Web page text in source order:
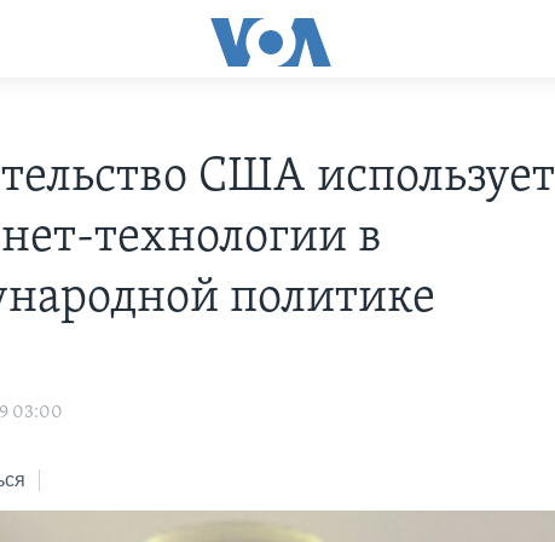
США использует
технологии в
политике
03:00